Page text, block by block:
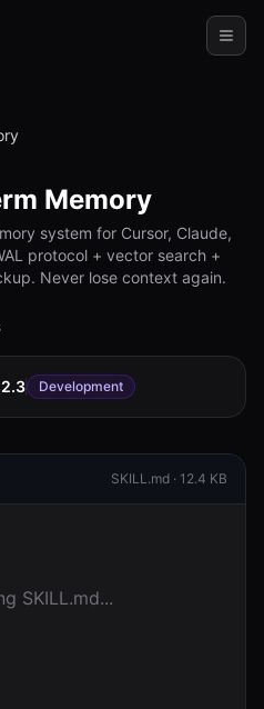
使用
Memory
system for Cursor, Claude,
protocol + vector search +
Never lose context again.
Development
SKILL.md · 12.4 KB
SKILL.md...